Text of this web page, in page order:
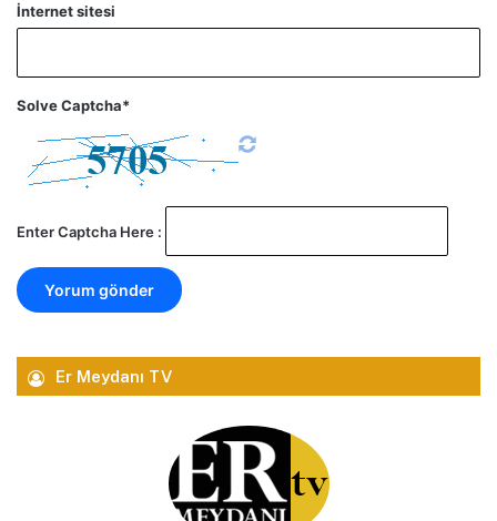
İnternet sitesi
Solve Captcha*
Enter Captcha Here :
Er Meydanı TV